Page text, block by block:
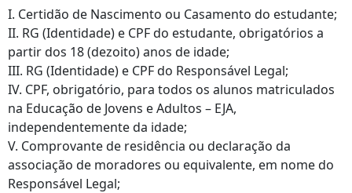
I. Certidão de Nascimento ou Casamento do estudante;
II. RG (Identidade) e CPF do estudante, obrigatórios a
partir dos 18 (dezoito) anos de idade;
III. RG (Identidade) e CPF do Responsável Legal;
IV. CPF, obrigatório, para todos os alunos matriculados
na Educação de Jovens e Adultos – EJA,
independentemente da idade;
V. Comprovante de residência ou declaração da
associação de moradores ou equivalente, em nome do
Responsável Legal;